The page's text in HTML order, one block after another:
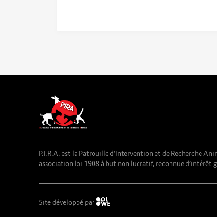
P.I.R.A. est la Patrouille d’Intervention et de Recherche
association loi 1908 à but non lucratif, reconnue d’intérêt
Site développé par